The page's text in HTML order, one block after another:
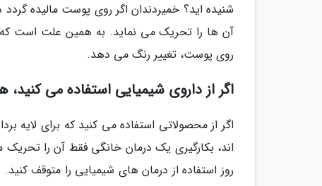
شنیده اید؟ خمیردندان اگر روی پوست مالیده
آن ها را تحریک می نماید. به همین علت است که
روی پوست، تغییر رنگ می دهد.
اگر از داروی شیمیایی استفاده می
روز استفاده از درمان های شیمیایی را متوقف